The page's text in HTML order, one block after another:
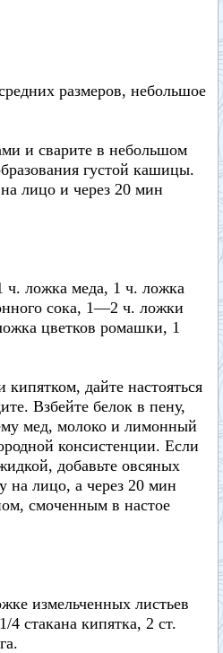
размеров, небольшое
и сварите в небольшом
густой кашицы.
лицо и через 20 мин
ч. ложка меда, 1 ч. ложка
сока, 1—2 ч. ложки
цветков ромашки, 1
дайте настояться
Взбейте белок в пену,
мед, молоко и лимонный
консистенции. Если
добавьте овсяных
на лицо, а через 20 мин
смоченным в настое
измельченных листьев
стакана кипятка, 2 ст.